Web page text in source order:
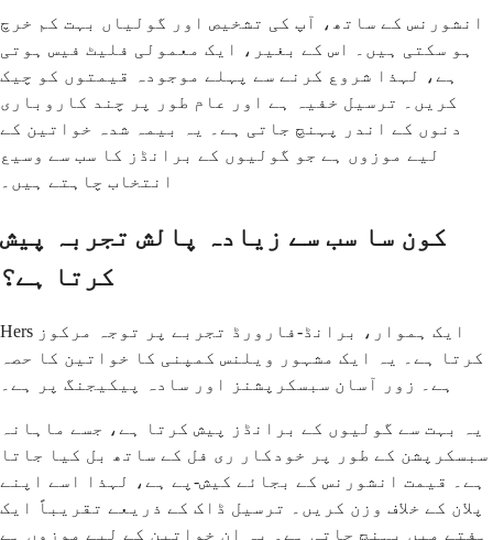
انشورنس کے ساتھ، آپ کی تشخیص اور گولیاں بہت کم خرچ
ہو سکتی ہیں۔ اس کے بغیر، ایک معمولی فلیٹ فیس ہوتی
ہے، لہذا شروع کرنے سے پہلے موجودہ قیمتوں کو چیک
کریں۔ ترسیل خفیہ ہے اور عام طور پر چند کاروباری
دنوں کے اندر پہنچ جاتی ہے۔ یہ بیمہ شدہ خواتین کے
لیے موزوں ہے جو گولیوں کے برانڈز کا سب سے وسیع
انتخاب چاہتے ہیں۔
کون سا سب سے زیادہ پالش تجربہ پیش
کرتا ہے؟
Hers ایک ہموار، برانڈ-فارورڈ تجربے پر توجہ مرکوز
کرتا ہے۔ یہ ایک مشہور ویلنس کمپنی کا خواتین کا حصہ
ہے۔ زور آسان سبسکرپشنز اور سادہ پیکیجنگ پر ہے۔
یہ بہت سے گولیوں کے برانڈز پیش کرتا ہے، جسے ماہانہ
سبسکرپشن کے طور پر خودکار ری فل کے ساتھ بل کیا جاتا
ہے۔ قیمت انشورنس کے بجائے کیش-پے ہے، لہذا اسے اپنے
پلان کے خلاف وزن کریں۔ ترسیل ڈاک کے ذریعے تقریباً ایک
ہفتے میں پہنچ جاتی ہے۔ یہ ان خواتین کے لیے موزوں ہے